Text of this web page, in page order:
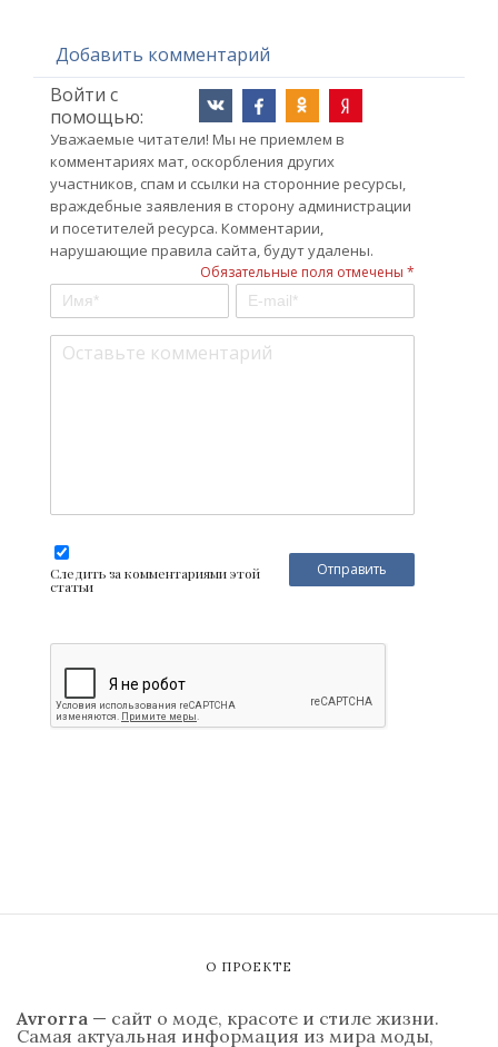
Добавить комментарий
Войти с
помощью:
Уважаемые читатели! Мы не приемлем в
комментариях мат, оскорбления других
участников, спам и ссылки на сторонние ресурсы,
враждебные заявления в сторону администрации
и посетителей ресурса. Комментарии,
нарушающие правила сайта, будут удалены.
Обязательные поля отмечены *
Следить за комментариями этой
статьи
О ПРОЕКТЕ
Avrorra — сайт о моде, красоте и стиле жизни.
Самая актуальная информация из мира моды,